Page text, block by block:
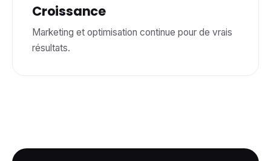
Croissance
Marketing et optimisation continue pour de vrais
résultats.